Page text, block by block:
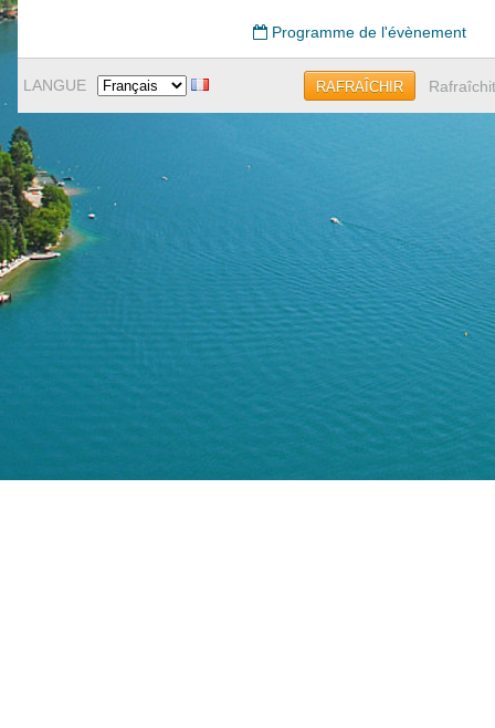
Programme de l'évènement
LANGUE RAFRAÎCHIR